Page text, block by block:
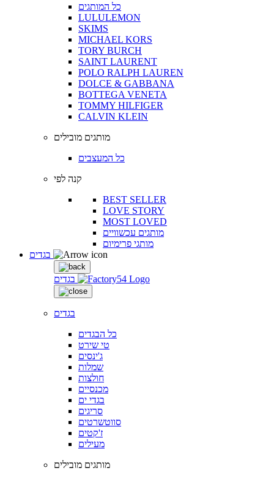
כל המותגים
LULULEMON
SKIMS
MICHAEL KORS
TORY BURCH
SAINT LAURENT
POLO RALPH LAUREN
DOLCE & GABBANA
BOTTEGA VENETA
TOMMY HILFIGER
CALVIN KLEIN
מותגים מובילים
כל המעצבים
קנה לפי
BEST SELLER
LOVE STORY
MOST LOVED
מותגים עכשוויים
מותגי פרימיום
בגדים
בגדים
כל הבגדים
טי שירט
ג'ינסים
שמלות
חולצות
מכנסיים
בגדי ים
סריגים
סווטשרטים
ז'קטים
מעילים
מותגים מובילים